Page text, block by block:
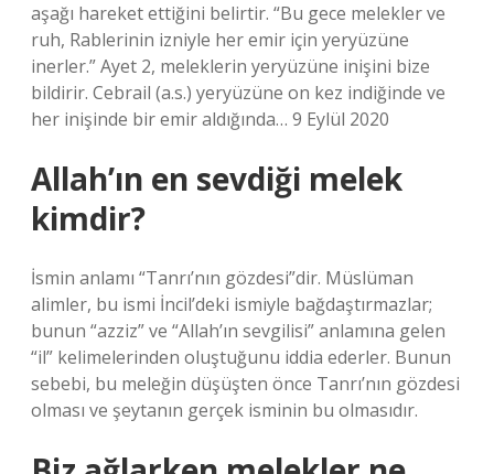
aşağı hareket ettiğini belirtir. “Bu gece melekler ve
ruh, Rablerinin izniyle her emir için yeryüzüne
inerler.” Ayet 2, meleklerin yeryüzüne inişini bize
bildirir. Cebrail (a.s.) yeryüzüne on kez indiğinde ve
her inişinde bir emir aldığında… 9 Eylül 2020
Allah’ın en sevdiği melek
kimdir?
İsmin anlamı “Tanrı’nın gözdesi”dir. Müslüman
alimler, bu ismi İncil’deki ismiyle bağdaştırmazlar;
bunun “azziz” ve “Allah’ın sevgilisi” anlamına gelen
“il” kelimelerinden oluştuğunu iddia ederler. Bunun
sebebi, bu meleğin düşüşten önce Tanrı’nın gözdesi
olması ve şeytanın gerçek isminin bu olmasıdır.